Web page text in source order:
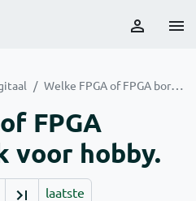
Welke FPGA of FPGA bordje is leuk voor hobby.
FPGA
voor hobby.
laatste